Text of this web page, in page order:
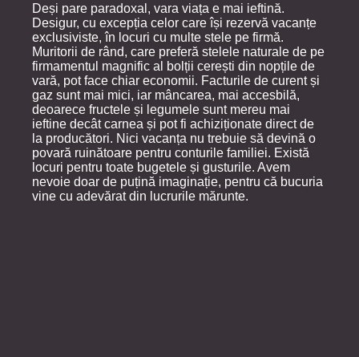
Deși pare paradoxal, vara viața e mai ieftină.
Desigur, cu excepția celor care își rezervă vacanțe
exclusiviste, în locuri cu multe stele pe firmă.
Muritorii de rând, care preferă stelele naturale de pe
firmamentul magnific al bolții cerești din nopțile de
vară, pot face chiar economii. Facturile de curent și
gaz sunt mai mici, iar mâncarea, mai accesbilă,
deoarece fructele și legumele sunt mereu mai
ieftine decât carnea și pot fi achiziționate direct de
la producători. Nici vacanța nu trebuie să devină o
povară ruinătoare pentru conturile familiei. Există
locuri pentru toate bugetele și gusturile. Avem
nevoie doar de puțină imaginație, pentru că bucuria
vine cu adevărat din lucrurile mărunte.